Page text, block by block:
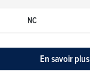
NC
En savoir plus